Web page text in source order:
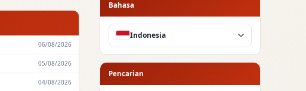
06/08/2026
05/08/2026
04/08/2026
Bahasa
Indonesia
Pencarian